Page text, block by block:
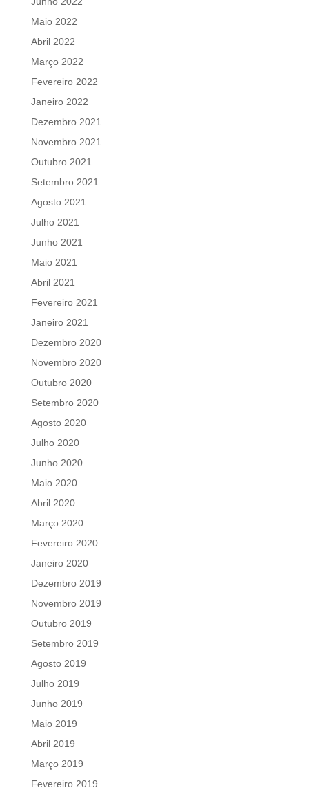
Maio 2022
Abril 2022
Março 2022
Fevereiro 2022
Janeiro 2022
Dezembro 2021
Novembro 2021
Outubro 2021
Setembro 2021
Agosto 2021
Julho 2021
Junho 2021
Maio 2021
Abril 2021
Fevereiro 2021
Janeiro 2021
Dezembro 2020
Novembro 2020
Outubro 2020
Setembro 2020
Agosto 2020
Julho 2020
Junho 2020
Maio 2020
Abril 2020
Março 2020
Fevereiro 2020
Janeiro 2020
Dezembro 2019
Novembro 2019
Outubro 2019
Setembro 2019
Agosto 2019
Julho 2019
Junho 2019
Maio 2019
Abril 2019
Março 2019
Fevereiro 2019